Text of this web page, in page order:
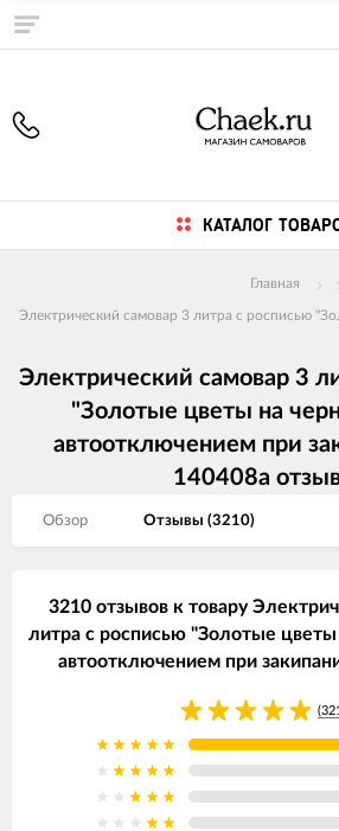
КАТАЛОГ
Главная
Электрический самовар 3 литра с росписью
Электрический самовар 3
"Золотые цветы на
автоотключением при
140408а
Обзор Отзывы (3210)
3210 отзывов к товару
литра с росписью "Золотые
автоотключением при